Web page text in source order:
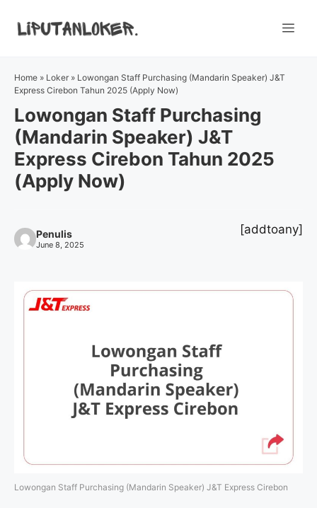
Home » Loker » Lowongan Staff Purchasing (Mandarin Speaker) J&T
Express Cirebon Tahun 2025 (Apply Now)
Lowongan Staff Purchasing
(Mandarin Speaker) J&T
Express Cirebon Tahun 2025
(Apply Now)
Penulis
June 8, 2025
[addtoany]
Lowongan Staff Purchasing (Mandarin Speaker) J&T Express Cirebon